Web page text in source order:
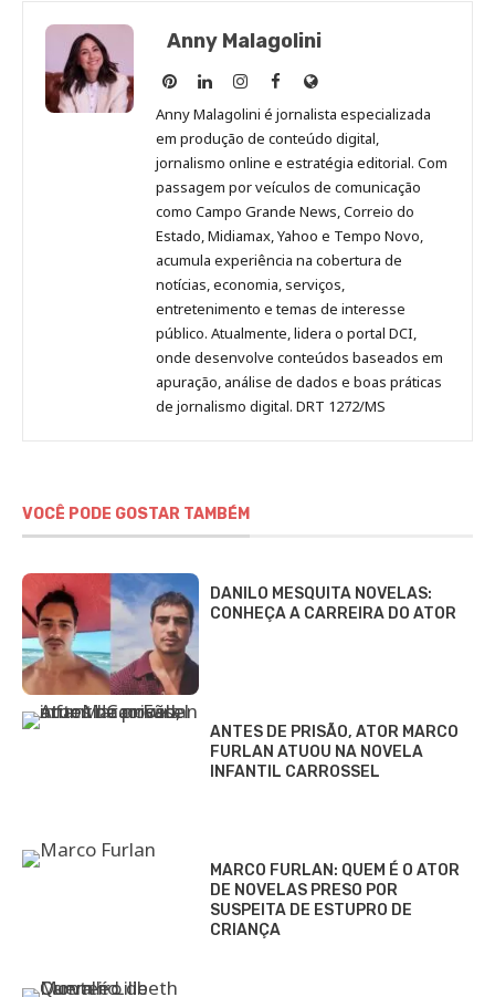
Anny Malagolini
Anny
Malagolini
no
Pinterest
Anny
Malagolini
no
LinkedIn
Anny
Malagolini
no
Instagram
Anny
Malagolini
no
Facebook
Site
de
Anny
Malagolini
Anny Malagolini é jornalista especializada
em produção de conteúdo digital,
jornalismo online e estratégia editorial. Com
passagem por veículos de comunicação
como Campo Grande News, Correio do
Estado, Midiamax, Yahoo e Tempo Novo,
acumula experiência na cobertura de
notícias, economia, serviços,
entretenimento e temas de interesse
público. Atualmente, lidera o portal DCI,
onde desenvolve conteúdos baseados em
apuração, análise de dados e boas práticas
de jornalismo digital. DRT 1272/MS
VOCÊ PODE GOSTAR TAMBÉM
DANILO MESQUITA NOVELAS:
CONHEÇA A CARREIRA DO ATOR
ANTES DE PRISÃO, ATOR MARCO
FURLAN ATUOU NA NOVELA
INFANTIL CARROSSEL
MARCO FURLAN: QUEM É O ATOR
DE NOVELAS PRESO POR
SUSPEITA DE ESTUPRO DE
CRIANÇA